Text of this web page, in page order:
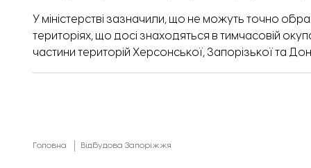
У міністерстві зазначили, що не можуть точно
територіях, що досі знаходяться в тимчасовій
частини територій Херсонської, Запорізької та
Головна Відбудова Запоріжжя